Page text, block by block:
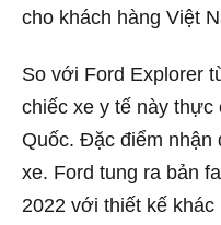
cho khách hàng Việt
So với Ford Explorer
chiếc xe y tế này thực
Quốc. Đặc điểm nhận
xe. Ford tung ra bản
2022 với thiết kế